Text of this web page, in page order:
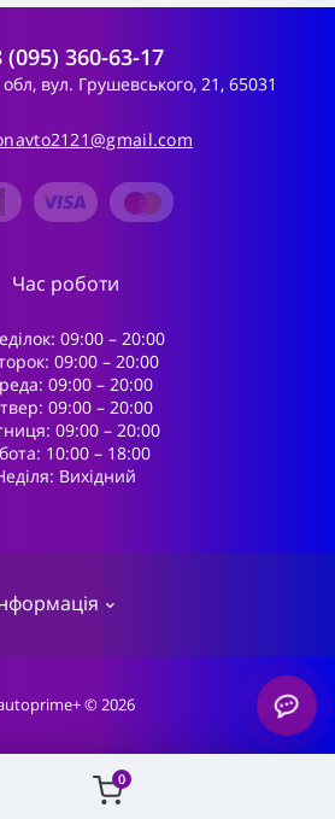
0
(095) 360-63-17
вул. Грушевського, 21, 65031
Про магазин
Час роботи
09:00 – 20:00
09:00 – 20:00
09:00 – 20:00
09:00 – 20:00
09:00 – 20:00
10:00 – 18:00
Вихідний
© 2026